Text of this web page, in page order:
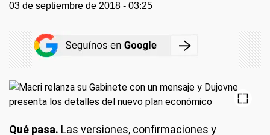
03 de septiembre de 2018 - 03:25
Qué pasa. Las versiones, confirmaciones y